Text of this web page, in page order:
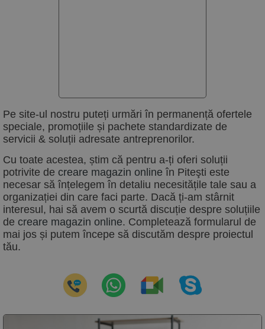
Pe site-ul nostru puteți urmări în permanență ofertele
speciale, promoțiile și pachete standardizate de
servicii & soluții adresate antreprenorilor.
Cu toate acestea, știm că pentru a-ți oferi soluții
potrivite de creare magazin online în Piteşti este
necesar să înțelegem în detaliu necesitățile tale sau a
organizației din care faci parte. Dacă ți-am stârnit
interesul, hai să avem o scurtă discuție despre soluțiile
de creare magazin online. Completează formularul de
mai jos și putem începe să discutăm despre proiectul
tău.